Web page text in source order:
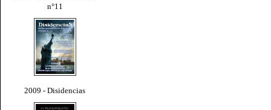
n°11
2009 - Disidencias